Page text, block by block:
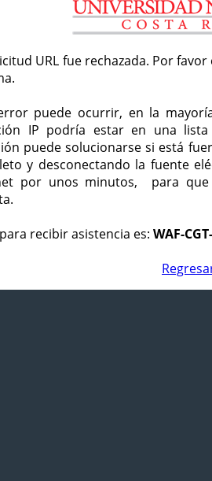
URL fue rechazada. Por
puede ocurrir, en la
IP podría estar en una lista
puede solucionarse si está
y desconectando la fuente
por unos minutos, para
recibir asistencia es: WAF-